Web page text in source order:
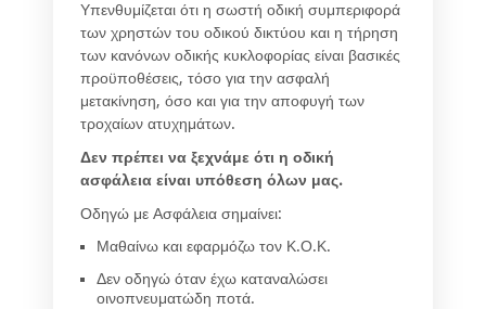
Υπενθυμίζεται ότι η σωστή οδική συμπεριφορά
των χρηστών του οδικού δικτύου και η τήρηση
των κανόνων οδικής κυκλοφορίας είναι βασικές
προϋποθέσεις, τόσο για την ασφαλή
μετακίνηση, όσο και για την αποφυγή των
τροχαίων ατυχημάτων.
Δεν πρέπει να ξεχνάμε ότι η οδική
ασφάλεια είναι υπόθεση όλων μας.
Οδηγώ με Ασφάλεια σημαίνει:
Μαθαίνω και εφαρμόζω τον Κ.Ο.Κ.
Δεν οδηγώ όταν έχω καταναλώσει
οινοπνευματώδη ποτά.